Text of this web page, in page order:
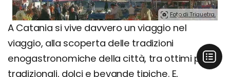
Foto di Triquetra.
A Catania si vive davvero un viaggio nel
viaggio, alla scoperta delle tradizioni
enogastronomiche della città, tra ottimi piatti
tradizionali, dolci e bevande tipiche. E,